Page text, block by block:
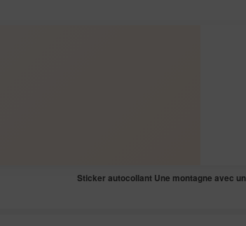
Sticker autocollant Une montagne avec